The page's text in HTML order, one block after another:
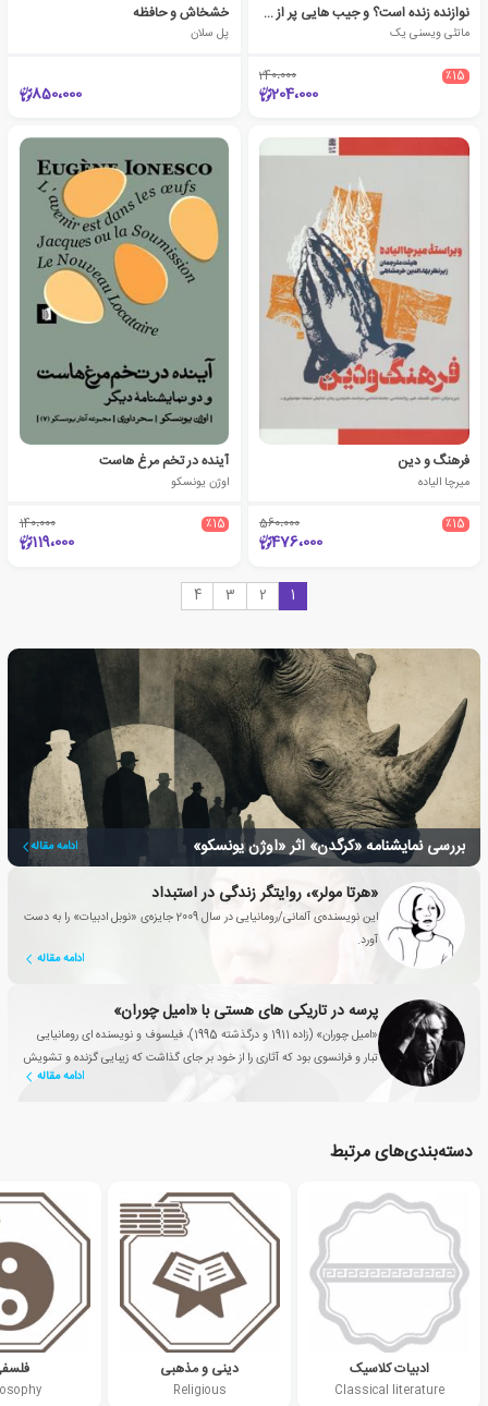
نوازنده زنده است؟ و جیب هایی پر از نان
ماتئی ویسنی یک
٪15 240،000
204،000
خشخاش و حافظه
پل سلان
850،000
فرهنگ و دین
میرچا الیاده
٪15 560،000
476،000
آینده در تخم مرغ هاست
اوژن یونسکو
٪15 140،000
119،000
1
2
3
4
بررسی نمایشنامه «کرگدن» اثر «اوژن یونسکو» ادامه مقاله
«هرتا مولر»، روایتگر زندگی در استبداد
این نویسنده‌ی آلمانی/رومانیایی در سال 2009 جایزه‌ی «نوبل ادبیات» را به دست
آورد.
ادامه مقاله
پرسه در تاریکی های هستی با «امیل چوران»
«امیل چوران» (زاده 1911 و درگذشته 1995)، فیلسوف و نویسنده ای رومانیایی
تبار و فرانسوی بود که آثاری را از خود بر جای گذاشت که زیبایی گزنده و تشویش
ادامه مقاله
دسته‌بندی‌های مرتبط
ادبیات کلاسیک
Classical literature
دینی و مذهبی
Religious